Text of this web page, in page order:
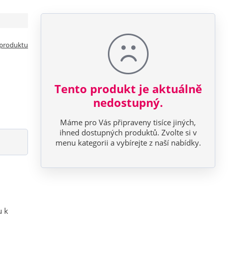
Tento produkt je aktuálně
nedostupný.
Máme pro Vás připraveny tisíce jiných,
ihned dostupných produktů. Zvolte si v
menu kategorii a vybírejte z naší nabídky.
k